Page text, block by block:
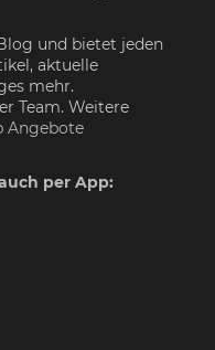
und bietet jeden
aktuelle
mehr.
Team. Weitere
Angebote
per App: